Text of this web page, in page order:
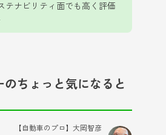
テナビリティ面でも高く評価
のちょっと気になると
【自動車のプロ】大岡智彦